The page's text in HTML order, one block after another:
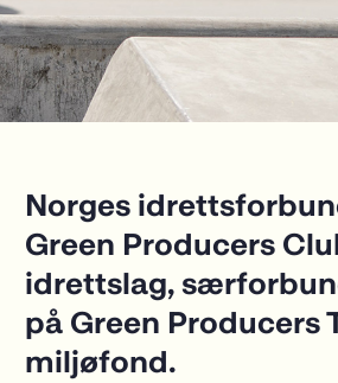
Norges
Green Producers
idrettslag,
på Green Producers
miljøfond.